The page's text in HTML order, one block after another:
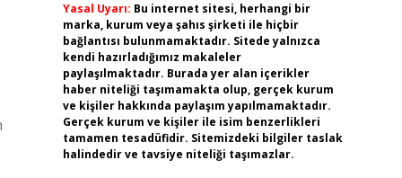
Yasal Uyarı: Bu internet sitesi, herhangi bir
marka, kurum veya şahıs şirketi ile hiçbir
bağlantısı bulunmamaktadır. Sitede yalnızca
kendi hazırladığımız makaleler
paylaşılmaktadır. Burada yer alan içerikler
haber niteliği taşımamakta olup, gerçek kurum
ve kişiler hakkında paylaşım yapılmamaktadır.
Gerçek kurum ve kişiler ile isim benzerlikleri
tamamen tesadüfidir. Sitemizdeki bilgiler taslak
halindedir ve tavsiye niteliği taşımazlar.